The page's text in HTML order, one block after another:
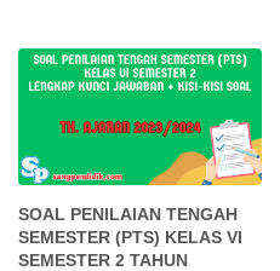
SOAL PENILAIAN TENGAH
SEMESTER (PTS) KELAS VI
SEMESTER 2 TAHUN